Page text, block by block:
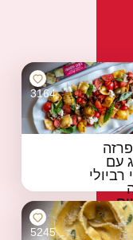
3164
עם
רביולי
קושי
בינוני
5245